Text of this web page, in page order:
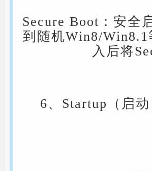
Secure Boot：安全
到随机Win8/
入后将
6、Startup（启